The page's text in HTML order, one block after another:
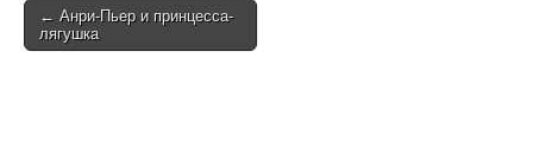
Post
navigation
← Анри-Пьер и принцесса-
лягушка